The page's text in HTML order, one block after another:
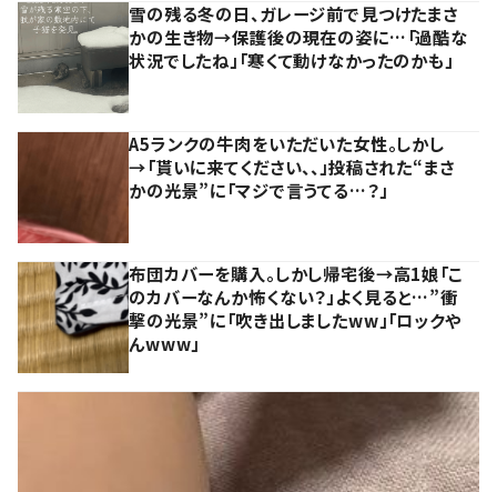
雪の残る冬の日、ガレージ前で見つけたまさ
かの生き物→保護後の現在の姿に…「過酷な
状況でしたね」「寒くて動けなかったのかも」
A5ランクの牛肉をいただいた女性。しかし
→「貰いに来てください、、」投稿された“まさ
かの光景”に「マジで言うてる…？」
布団カバーを購入。しかし帰宅後→高1娘「こ
のカバーなんか怖くない？」よく見ると…”衝
撃の光景”に「吹き出しましたww」「ロックや
んwww」